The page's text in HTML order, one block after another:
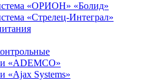
«ОРИОН» «Болид»
«Стрелец-Интеграл»
«ADEMCO»
«Ajax Systems»